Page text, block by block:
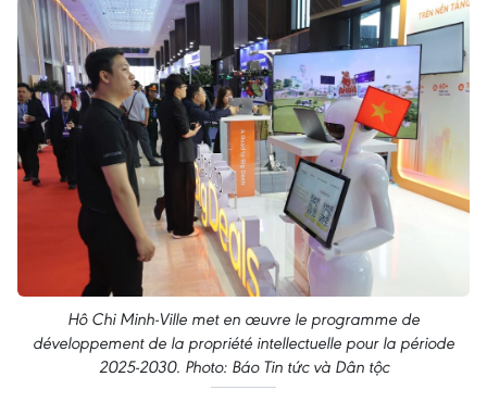
Hô Chi Minh-Ville met en œuvre le programme de
développement de la propriété intellectuelle pour la période
2025-2030. Photo: Báo Tin tức và Dân tộc